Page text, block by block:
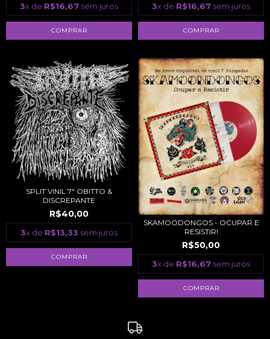
3x de R$16,67 sem juros 3x de R$16,67 sem juros
SPLIT VINIL 7" OBITTO &
DISCREPANTE
R$40,00
3x de R$13,33 sem juros
SKAMOODONGOS - OCUPAR E
RESISTIR!
R$50,00
3x de R$16,67 sem juros